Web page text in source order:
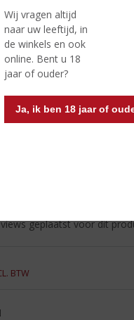
Wij vragen altijd
naar uw leeftijd, in
de winkels en ook
online. Bent u 18
jaar of ouder?
Ja, ik ben 18 jaar of
aroma’s en een
en gebalanceerde smaak
goede lengte
tonnato, visgerechten,
schaaldieren.
geplaatst voor dit
BTW